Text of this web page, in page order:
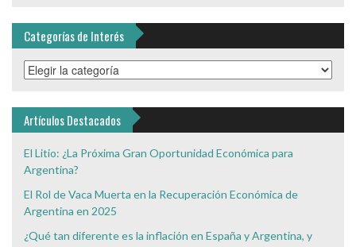
Categorías de Interés
Categorías
de
Artículos Destacados
El Litio: ¿La Próxima Gran Oportunidad Económica para
Argentina?
El Rol de Vaca Muerta en la Recuperación Económica de
Argentina en 2025
¿Qué tan diferente es la inflación en España y Argentina, y